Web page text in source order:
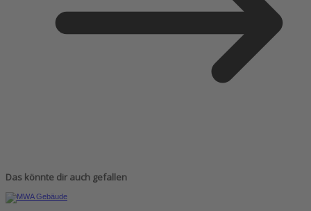
Das könnte dir auch gefallen